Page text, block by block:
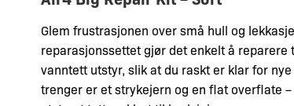
Glem frustrasjonen over små hull og
reparasjonssettet gjør det enkelt å
vanntett utstyr, slik at du raskt er klar for
trenger er et strykejern og en flat overflate